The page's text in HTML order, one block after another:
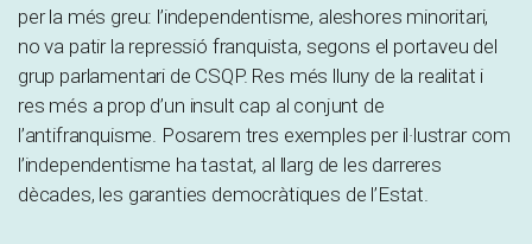
per la més greu: l’independentisme, aleshores minoritari,
no va patir la repressió franquista, segons el portaveu del
grup parlamentari de CSQP. Res més lluny de la realitat i
res més a prop d’un insult cap al conjunt de
l’antifranquisme. Posarem tres exemples per il·lustrar com
l’independentisme ha tastat, al llarg de les darreres
dècades, les garanties democràtiques de l’Estat.